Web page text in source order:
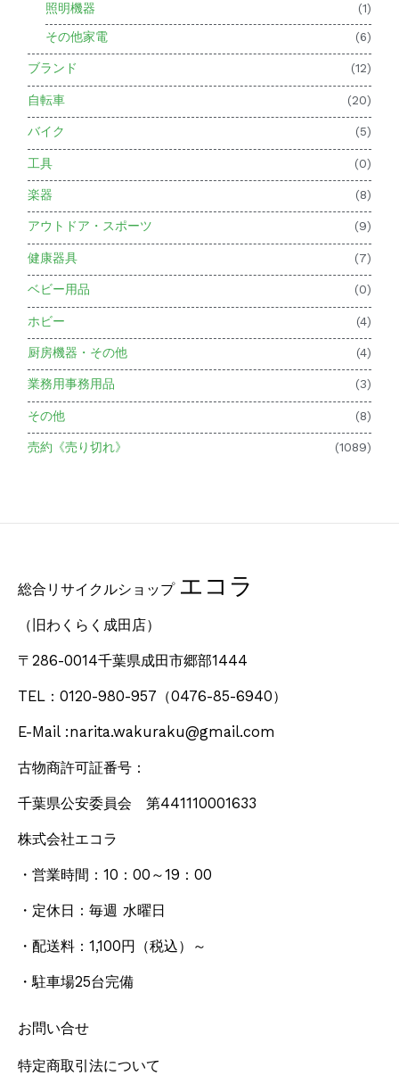
照明機器
(1)
その他家電
(6)
ブランド (12)
自転車 (20)
バイク (5)
工具 (0)
楽器 (8)
アウトドア・スポーツ (9)
健康器具 (7)
ベビー用品 (0)
ホビー (4)
厨房機器・その他 (4)
業務用事務用品 (3)
その他 (8)
売約《売り切れ》 (1089)
総合リサイクルショップ エコラ
（旧わくらく成田店）
〒286-0014千葉県成田市郷部1444
TEL：0120-980-957 （0476-85-6940）
E-Mail :narita.wakuraku@gmail.com
古物商許可証番号：
千葉県公安委員会 第441110001633
株式会社エコラ
・営業時間：10：00～19：00
・定休日：毎週 水曜日
・配送料：1,100円 （税込） ～
・駐車場25台完備
お問い合せ
特定商取引法について